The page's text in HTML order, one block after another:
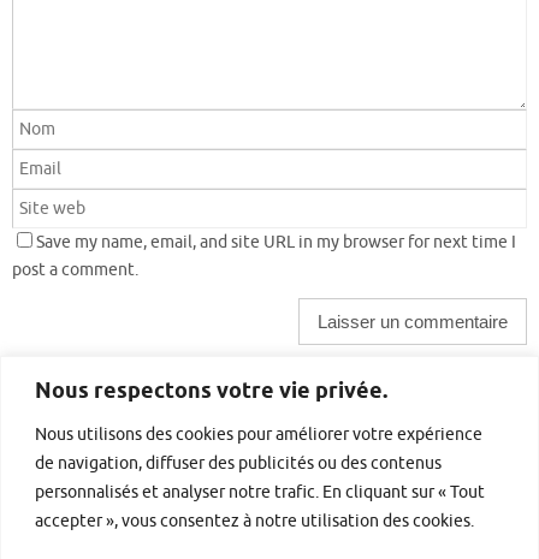
Nous respectons votre vie privée.
Nous utilisons des cookies pour améliorer votre expérience
de navigation, diffuser des publicités ou des contenus
personnalisés et analyser notre trafic. En cliquant sur « Tout
accepter », vous consentez à notre utilisation des cookies.
Save my name, email, and site URL in my browser for next time I
post a comment.
Barre latérale droite